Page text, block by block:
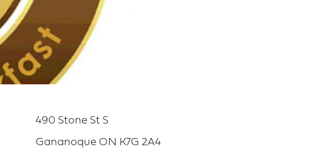
490 Stone St S
Gananoque ON K7G 2A4